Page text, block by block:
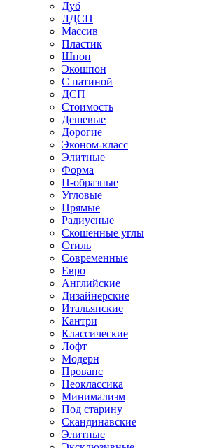
Дуб
ЛДСП
Массив
Пластик
Шпон
Экошпон
С патиной
ДСП
Стоимость
Дешевые
Дорогие
Эконом-класс
Элитные
Форма
П-образные
Угловые
Прямые
Радиусные
Скошенные углы
Стиль
Современные
Евро
Английские
Дизайнерские
Итальянские
Кантри
Классические
Лофт
Модерн
Прованс
Неоклассика
Минимализм
Под старину
Скандинавские
Элитные